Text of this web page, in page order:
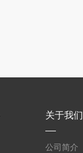
关于我们
公司简介